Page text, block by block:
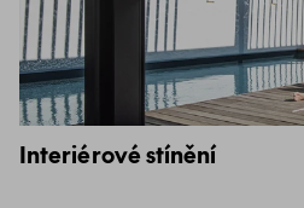
Interiérové stínění